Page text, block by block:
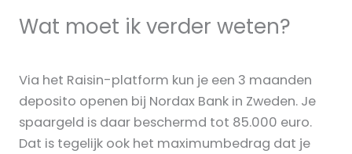
Wat moet ik verder weten?
Via het Raisin-platform kun je een 3 maanden
deposito openen bij Nordax Bank in Zweden. Je
spaargeld is daar beschermd tot 85.000 euro.
Dat is tegelijk ook het maximumbedrag dat je